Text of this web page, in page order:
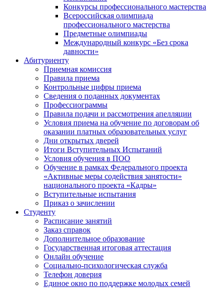
Конкурсы профессионального мастерства
Всероссийская олимпиада
профессионального мастерства
Предметные олимпиады
Международный конкурс «Без срока
давности»
Абитуриенту
Приемная комиссия
Правила приема
Контрольные цифры приема
Сведения о поданных документах
Профессиограммы
Правила подачи и рассмотрения апелляции
Условия приема на обучение по договорам об
оказании платных образовательных услуг
Дни открытых дверей
Итоги Вступительных Испытаний
Условия обучения в ПОО
Обучение в рамках Федерального проекта
«Активные меры содействия занятости»
национального проекта «Кадры»
Вступительные испытания
Приказ о зачислении
Студенту
Расписание занятий
Заказ справок
Дополнительное образование
Государственная итоговая аттестация
Онлайн обучение
Социально-психологическая служба
Телефон доверия
Единое окно по поддержке молодых семей